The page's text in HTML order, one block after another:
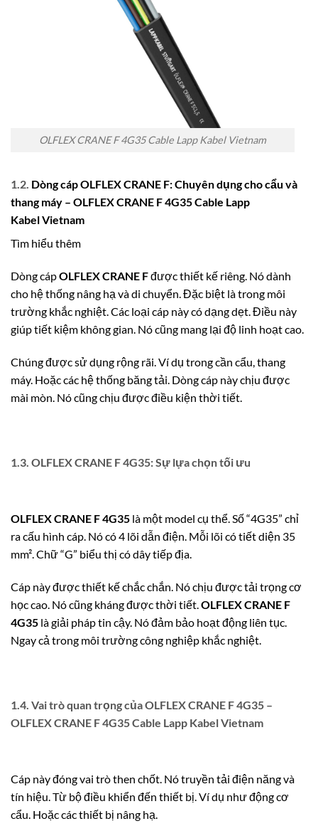
OLFLEX CRANE F 4G35 Cable Lapp Kabel Vietnam
1.2. Dòng cáp OLFLEX CRANE F: Chuyên dụng cho cẩu và
thang máy – OLFLEX CRANE F 4G35 Cable Lapp
Kabel Vietnam
Tìm hiểu thêm
Dòng cápOLFLEX CRANE Fđược thiết kế riêng. Nó dành
cho hệ thống nâng hạ và di chuyển. Đặc biệt là trong môi
trường khắc nghiệt. Các loại cáp này có dạng dẹt. Điều này
giúp tiết kiệm không gian. Nó cũng mang lại độ linh hoạt cao.
Chúng được sử dụng rộng rãi. Ví dụ trong cần cẩu, thang
máy. Hoặc các hệ thống băng tải. Dòng cáp này chịu được
mài mòn. Nó cũng chịu được điều kiện thời tiết.
1.3. OLFLEX CRANE F 4G35: Sự lựa chọn tối ưu
OLFLEX CRANE F 4G35 là một model cụ thể. Số “4G35” chỉ
ra cấu hình cáp. Nó có 4 lõi dẫn điện. Mỗi lõi có tiết diện 35
mm².Chữ “G” biểu thị có dây tiếp địa.
Cáp này được thiết kế chắc chắn. Nó chịu được tải trọng cơ
học cao. Nó cũng kháng được thời tiết.OLFLEX CRANE F
4G35 là giải pháp tin cậy. Nó đảm bảo hoạt động liên tục.
Ngay cả trong môi trường công nghiệp khắc nghiệt.
1.4. Vai trò quan trọng của OLFLEX CRANE F 4G35 –
OLFLEX CRANE F 4G35 Cable Lapp Kabel Vietnam
Cáp này đóng vai trò then chốt. Nó truyền tải điện năng và
tín hiệu. Từ bộ điều khiển đến thiết bị. Ví dụ như động cơ
cẩu. Hoặc các thiết bị nâng hạ.